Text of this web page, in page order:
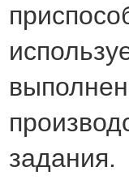
задания.